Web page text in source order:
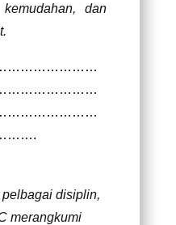
dan
disiplin,
merangkumi